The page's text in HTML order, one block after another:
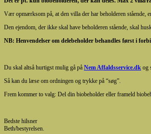
Vær opmærksom på, at den villa der har beholderen stående,
Den ejendom, der ikke skal have beholderen stående, skal
NB: Henvendelser om delebeholder behandles først i
Du skal altså hurtigst mulig gå på Nem Affaldsservice.dk og
Så kan du læse om ordningen og trykke på “søg”.
Frem kommer to valg: Del din biobeholder eller frameld
Bedste hilsner
Beth/bestyrelsen.